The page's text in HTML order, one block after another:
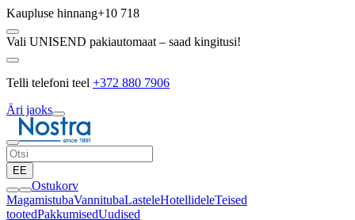
Kaupluse hinnang+10 718
Vali UNISEND pakiautomaat – saad kingitusi!
Telli telefoni teel +372 880 7906
Äri jaoks
EE
Ostukorv
MagamistubaVannitubaLasteleHotellideleTeised
tootedPakkumisedUudised